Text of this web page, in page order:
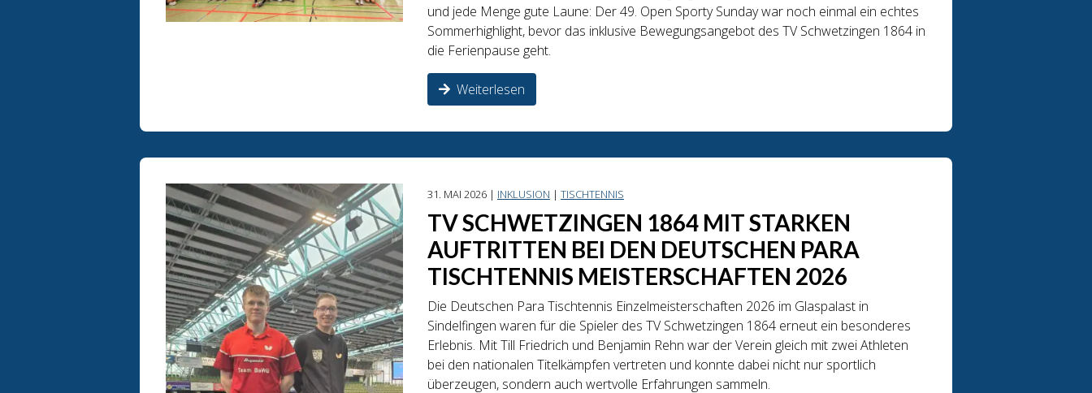
und jede Menge gute Laune: Der 49. Open Sporty Sunday war noch einmal ein echtes
Sommerhighlight, bevor das inklusive Bewegungsangebot des TV Schwetzingen 1864 in
die Ferienpause geht.
Weiterlesen
31. MAI 2026 | INKLUSION | TISCHTENNIS
TV SCHWETZINGEN 1864 MIT STARKEN
AUFTRITTEN BEI DEN DEUTSCHEN PARA
TISCHTENNIS MEISTERSCHAFTEN 2026
Die Deutschen Para Tischtennis Einzelmeisterschaften 2026 im Glaspalast in
Sindelfingen waren für die Spieler des TV Schwetzingen 1864 erneut ein besonderes
Erlebnis. Mit Till Friedrich und Benjamin Rehn war der Verein gleich mit zwei Athleten
bei den nationalen Titelkämpfen vertreten und konnte dabei nicht nur sportlich
überzeugen, sondern auch wertvolle Erfahrungen sammeln.